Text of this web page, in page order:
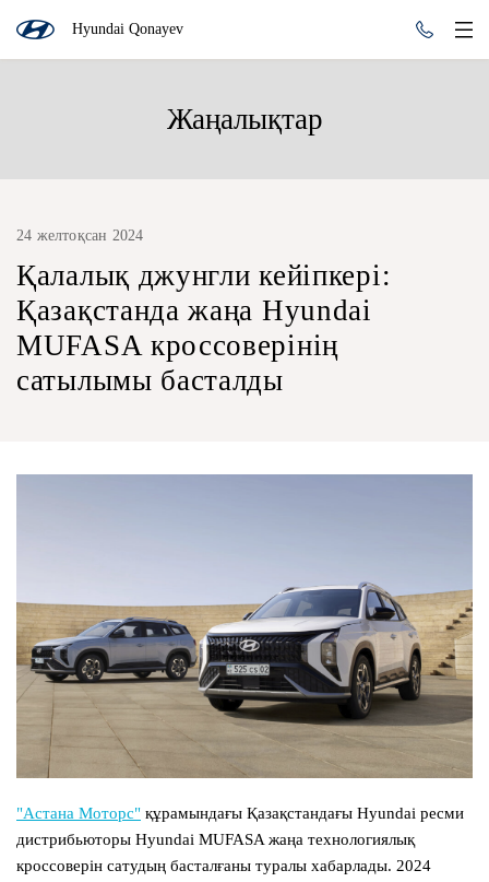
Hyundai Qonayev
Жаңалықтар
24 желтоқсан 2024
Қалалық джунгли кейіпкері:
Қазақстанда жаңа Hyundai
MUFASA кроссоверінің
сатылымы басталды
"Астана Моторс" құрамындағы Қазақстандағы Hyundai ресми
дистрибьюторы Hyundai MUFASA жаңа технологиялық
кроссоверін сатудың басталғаны туралы хабарлады. 2024